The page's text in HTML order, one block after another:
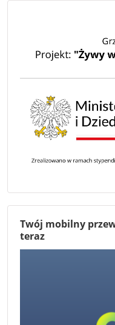
Twój mobilny
teraz